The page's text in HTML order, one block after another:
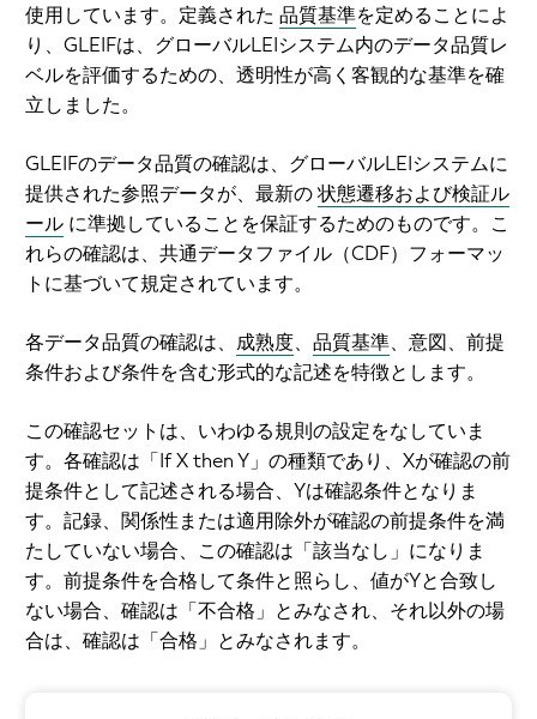
使用しています。定義された 品質基準を定めることによ
り、GLEIFは、グローバルLEIシステム内のデータ品質レ
ベルを評価するための、透明性が高く客観的な基準を確
立しました。
GLEIFのデータ品質の確認は、グローバルLEIシステムに
提供された参照データが、最新の状態遷移および検証ル
ール に準拠していることを保証するためのものです。こ
れらの確認は、共通データファイル（CDF）フォーマッ
トに基づいて規定されています。
各データ品質の確認は、 成熟度、 品質基準、意図、前提
条件および条件を含む形式的な記述を特徴とします。
この確認セットは、いわゆる規則の設定をなしていま
す。各確認は「If X then Y」の種類であり、Xが確認の前
提条件として記述される場合、Yは確認条件となりま
す。記録、関係性または適用除外が確認の前提条件を満
たしていない場合、この確認は「該当なし」になりま
す。前提条件を合格して条件と照らし、値がYと合致し
ない場合、確認は「不合格」とみなされ、それ以外の場
合は、確認は「合格」とみなされます。